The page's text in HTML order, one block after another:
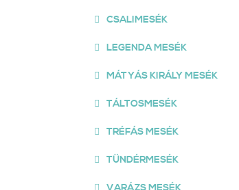
CSALIMESÉK
LEGENDA MESÉK
MÁTYÁS KIRÁLY MESÉK
TÁLTOSMESÉK
TRÉFÁS MESÉK
TÜNDÉRMESÉK